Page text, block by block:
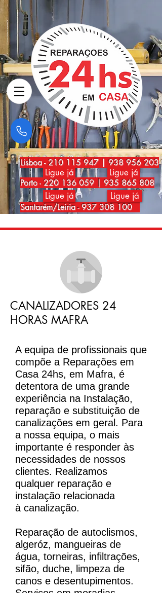
Ligue já Ligue já
Lisboa-210 115 947|938 956 203
Porto- 220 136 059 |935 865 808
Santarém/Leiria -937 308 100
Ligue já Ligue já
CANALIZADORES 24
HORAS MAFRA
A equipa de profissionais que
compõe a Reparações em
Casa 24hs, em Mafra, é
detentora de uma grande
experiência na Instalação,
reparação e substituição de
canalizações em geral. Para
a nossa equipa, o mais
importante é responder às
necessidades de nossos
clientes. Realizamos
qualquer reparação e
instalação relacionada
à canalização.
Reparação de autoclismos,
algeróz, mangueiras de
água, torneiras, infiltrações,
sifão, duche, limpeza de
canos e desentupimentos.